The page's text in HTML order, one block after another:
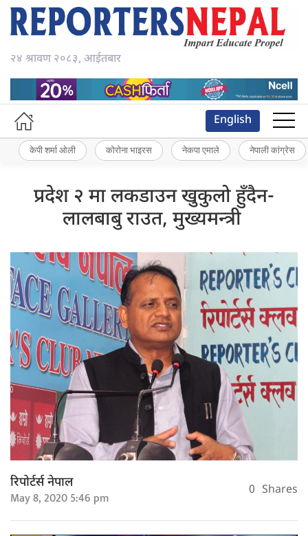
२४ श्रावण २०८३, आईतबार
English
केपी शर्मा ओली कोरोना भाइरस नेकपा एमाले नेपाली कांग्रेस
प्रदेश २ मा लकडाउन खुकुलो हुँदैन-
लालबाबु राउत, मुख्यमन्त्री
रिपोर्टर्स नेपाल
May 8, 2020 5:46 pm 0 Shares